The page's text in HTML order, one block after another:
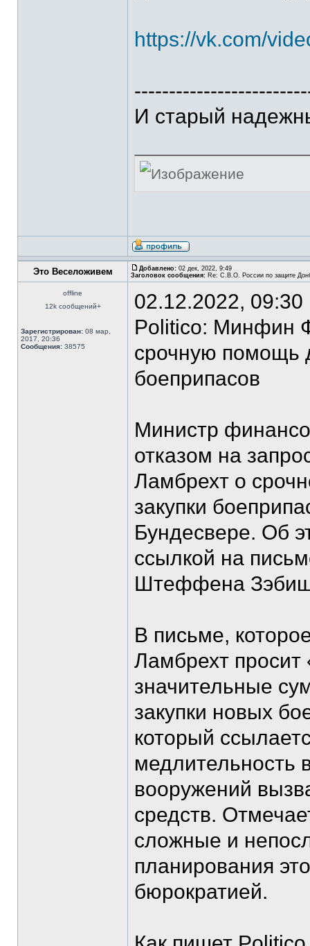
https://vk.com/
И старый
Это Веселоживем Добавлено: 02 дек, 2022, 9:49
Заголовок сообщения: Re: С.В.О. России по защите
offline
12k сообщений+
Зарегистрирован: 08 мар,
2017, 20:36
Сообщения: 38575
02.12.2022, 09:30
Politico: Минфин
срочную помощь
боеприпасов
Министр
отказом на
Ламбрехт о
закупки
Бундесвере. Об
ссылкой на
Штеффена
В письме,
Ламбрехт
значительные
закупки новых
который
медлительность
вооружений
средств.
сложные и
планирования
бюрократией.